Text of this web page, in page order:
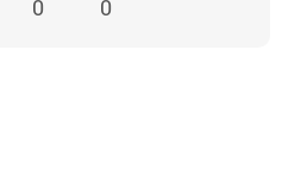
0 0